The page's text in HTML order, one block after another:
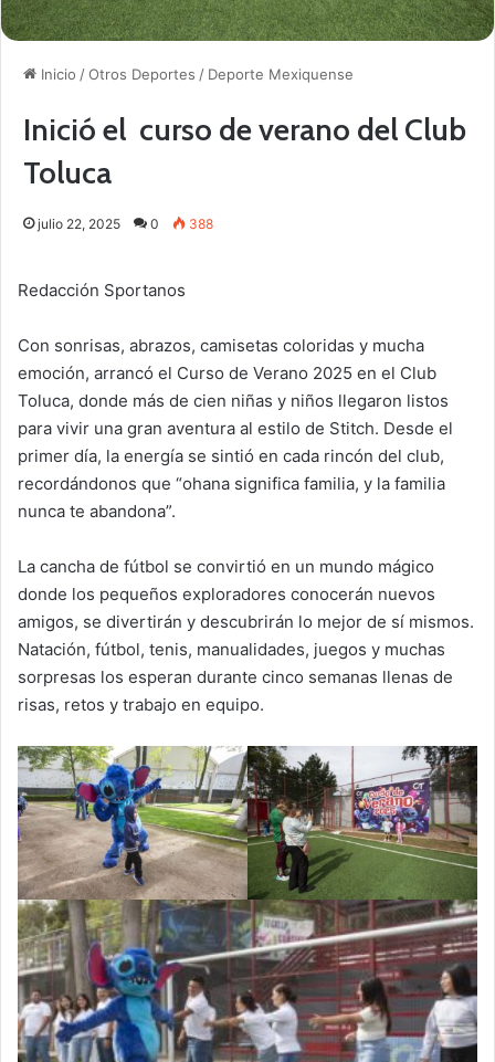
Inicio /Otros Deportes / Deporte Mexiquense
Inició el curso de verano del Club
Toluca
julio 22, 2025 0 388
Redacción Sportanos
Con sonrisas, abrazos, camisetas coloridas y mucha
emoción, arrancó el Curso de Verano 2025 en el Club
Toluca, donde más de cien niñas y niños llegaron listos
para vivir una gran aventura al estilo de Stitch. Desde el
primer día, la energía se sintió en cada rincón del club,
recordándonos que “ohana significa familia, y la familia
nunca te abandona”.
La cancha de fútbol se convirtió en un mundo mágico
donde los pequeños exploradores conocerán nuevos
amigos, se divertirán y descubrirán lo mejor de sí mismos.
Natación, fútbol, tenis, manualidades, juegos y muchas
sorpresas los esperan durante cinco semanas llenas de
risas, retos y trabajo en equipo.